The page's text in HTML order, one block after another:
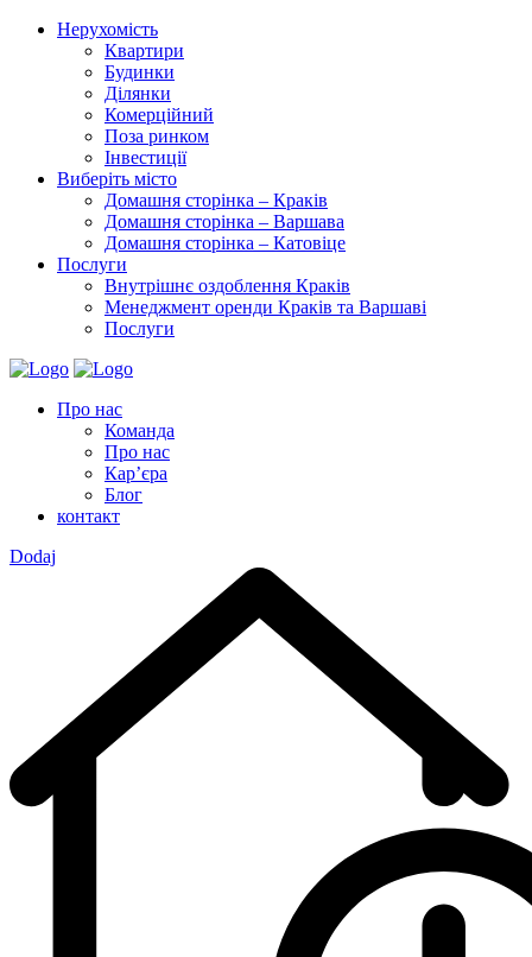
Нерухомість
Квартири
Будинки
Ділянки
Комерційний
Поза ринком
Інвестиції
Виберіть місто
Домашня сторінка – Краків
Домашня сторінка – Варшава
Домашня сторінка – Катовіце
Послуги
Внутрішнє оздоблення Краків
Менеджмент оренди Краків та Варшаві
Послуги
Про нас
Команда
Про нас
Кар’єра
Блог
контакт
Dodaj